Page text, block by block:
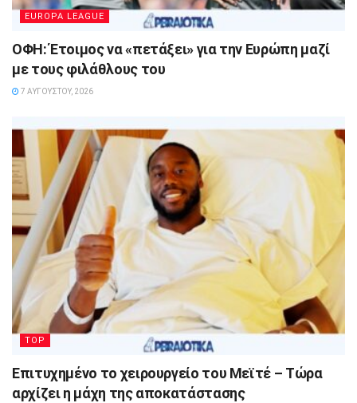
EUROPA LEAGUE
ΟΦΗ: Έτοιμος να «πετάξει» για την Ευρώπη μαζί
με τους φιλάθλους του
7 ΑΥΓΟΎΣΤΟΥ, 2026
TOP
Επιτυχημένο το χειρουργείο του Μεϊτέ – Τώρα
αρχίζει η μάχη της αποκατάστασης